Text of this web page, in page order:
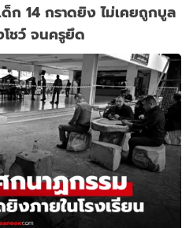
ก 14 กราดยิง ไม่เคยถูกบูล
ชว์ จนครูยึด